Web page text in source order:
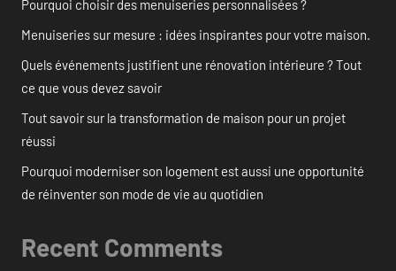
Pourquoi choisir des menuiseries personnalisées ?
Menuiseries sur mesure : idées inspirantes pour votre maison.
Quels événements justifient une rénovation intérieure ? Tout
ce que vous devez savoir
Tout savoir sur la transformation de maison pour un projet
réussi
Pourquoi moderniser son logement est aussi une opportunité
de réinventer son mode de vie au quotidien
Recent Comments